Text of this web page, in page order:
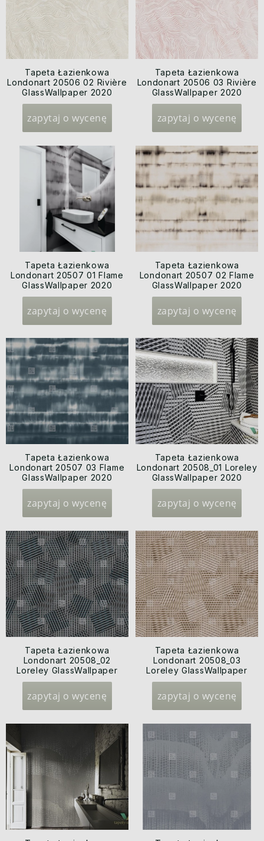
Tapeta Łazienkowa
Londonart 20506 02 Rivière
GlassWallpaper 2020
zapytaj o wycenę
Tapeta Łazienkowa
Londonart 20506 03 Rivière
GlassWallpaper 2020
zapytaj o wycenę
Tapeta Łazienkowa
Londonart 20507 01 Flame
GlassWallpaper 2020
zapytaj o wycenę
Tapeta Łazienkowa
Londonart 20507 02 Flame
GlassWallpaper 2020
zapytaj o wycenę
Tapeta Łazienkowa
Londonart 20507 03 Flame
GlassWallpaper 2020
zapytaj o wycenę
Tapeta Łazienkowa
Londonart 20508_01 Loreley
GlassWallpaper 2020
zapytaj o wycenę
Tapeta Łazienkowa
Londonart 20508_02
Loreley GlassWallpaper
2020
zapytaj o wycenę
Tapeta Łazienkowa
Londonart 20508_03
Loreley GlassWallpaper
2020
zapytaj o wycenę